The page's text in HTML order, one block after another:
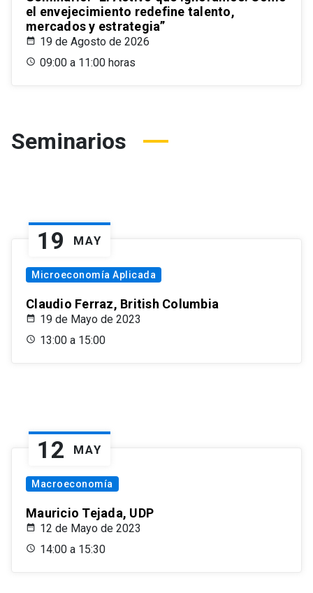
el envejecimiento redefine talento,
mercados y estrategia”
19 de Agosto de 2026
09:00 a 11:00 horas
Seminarios
19 MAY
Microeconomía Aplicada
Claudio Ferraz, British Columbia
19 de Mayo de 2023
13:00 a 15:00
12 MAY
Macroeconomía
Mauricio Tejada, UDP
12 de Mayo de 2023
14:00 a 15:30